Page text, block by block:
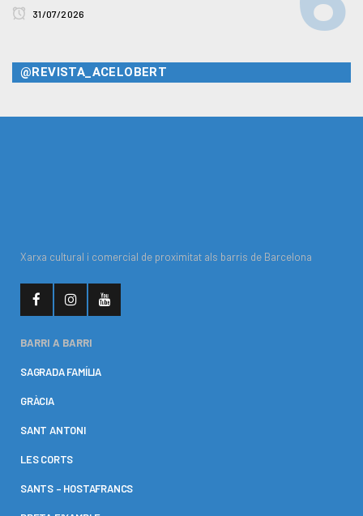
31/07/2026
@REVISTA_ACELOBERT
Xarxa cultural i comercial de proximitat als barris de Barcelona
BARRI A BARRI
SAGRADA FAMÍLIA
GRÀCIA
SANT ANTONI
LES CORTS
SANTS – HOSTAFRANCS